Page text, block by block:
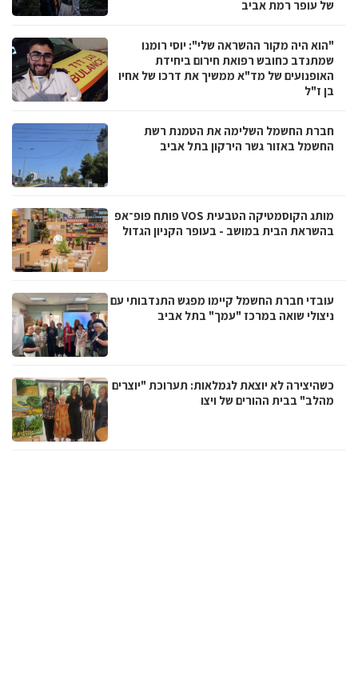
של עופר רמת אביב
"הוא היה מקור ההשראה שלי": יוסי רומנו
שמתנדב כחובש רפואת חירום ביחידת
האופנועים של מד"א ממשיך את דרכו של אחיו
בן ז"ל
חברת החשמל השלימה את הטמנת רשת
החשמל באזור גשר הירקון בתל אביב
מותג הקוסמטיקה הטבעית VOS פותח פופ־אפ
בהשראת הבית במושב - בעופר הקניון הגדול
עובדי חברת החשמל קיימו מפגש התנדבותי עם
ניצולי שואה במרכז "עמך" בתל אביב
כשהיצירה לא יוצאת לגמלאות: תערוכת "יוצרים
מהלב" בבית ההורים של ויצו